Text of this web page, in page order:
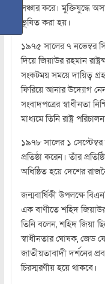
সঞ্চার করে। মুক্তিযুদ্ধে
ভূষিত করা হয়।
১৯৭৫ সালের ৭ নভেম্বর
দিয়ে জিয়াউর রহমান
সংকটময় সময়ে দায়িত্ব
ফিরিয়ে আনার উদ্যোগ
সংবাদপত্রের স্বাধীনতা
মাধ্যমে তিনি রাষ্ট্র
১৯৭৮ সালের ১
প্রতিষ্ঠা করেন। তাঁর
অধিষ্ঠিত হয়ে দেশের
জন্মবার্ষিকী উপলক্ষে
এক বাণীতে শহিদ জিয়াউর
তিনি বলেন, শহিদ জিয়া
স্বাধীনতার ঘোষক, জেড
জাতীয়তাবাদী দর্শনের
চিরস্মরণীয় হয়ে থাকবে।